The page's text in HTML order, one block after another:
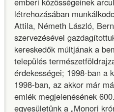
létrehozásában
Attila, Németh László,
szervezésével
kereskedők múltjának a
település
érdekességei; 1998-ban a
1998-ban, az akkor már
emlék megjelenésének
egyesületünk a „Monori